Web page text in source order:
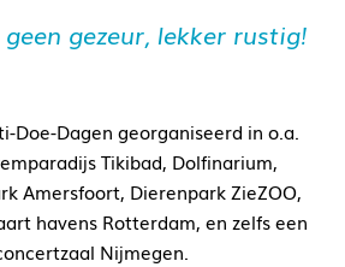
gezeur, lekker rustig!
Doe-Dagen georganiseerd in o.a.
Tikibad, Dolfinarium,
Amersfoort, Dierenpark ZieZOO,
havens Rotterdam, en zelfs een
Nijmegen.